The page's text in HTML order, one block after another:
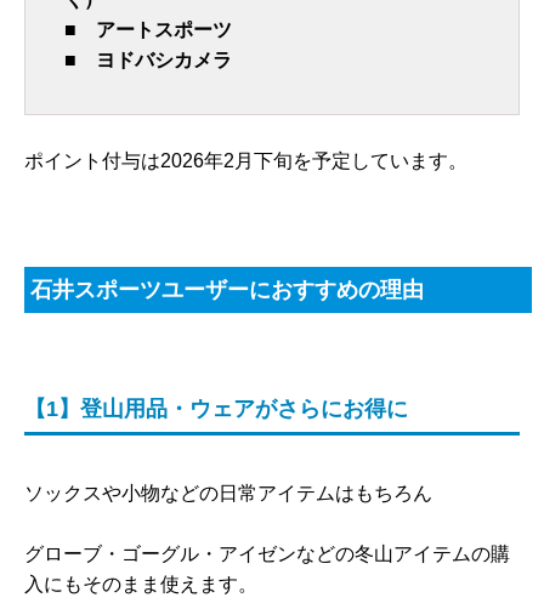
■ アートスポーツ
■ ヨドバシカメラ
ポイント付与は2026年2月下旬を予定しています。
石井スポーツユーザーにおすすめの理由
【1】登山用品・ウェアがさらにお得に
ソックスや小物などの日常アイテムはもちろん
グローブ・ゴーグル・アイゼンなどの冬山アイテムの購
入にもそのまま使えます。